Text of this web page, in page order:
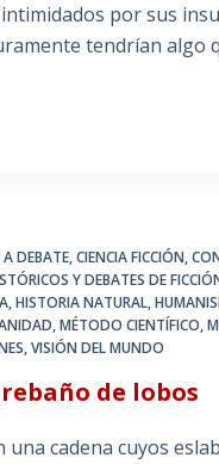
por sus
tendrían algo
A DEBATE,CIENCIA FICCIÓN,
Y DEBATES DE
,HISTORIA NATURAL,
,MÉTODO CIENTÍFICO,
,VISIÓN DEL MUNDO
de lobos
cadena cuyos